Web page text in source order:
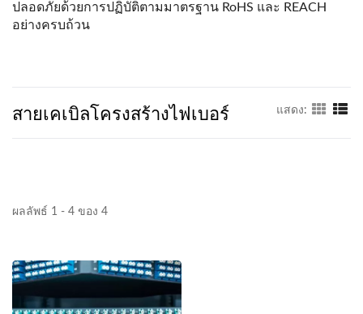
ปลอดภัยด้วยการปฏิบัติตามมาตรฐาน RoHS และ REACH
อย่างครบถ้วน
สายเคเบิลโครงสร้างไฟเบอร์ แสดง:
ผลลัพธ์ 1 - 4 ของ 4